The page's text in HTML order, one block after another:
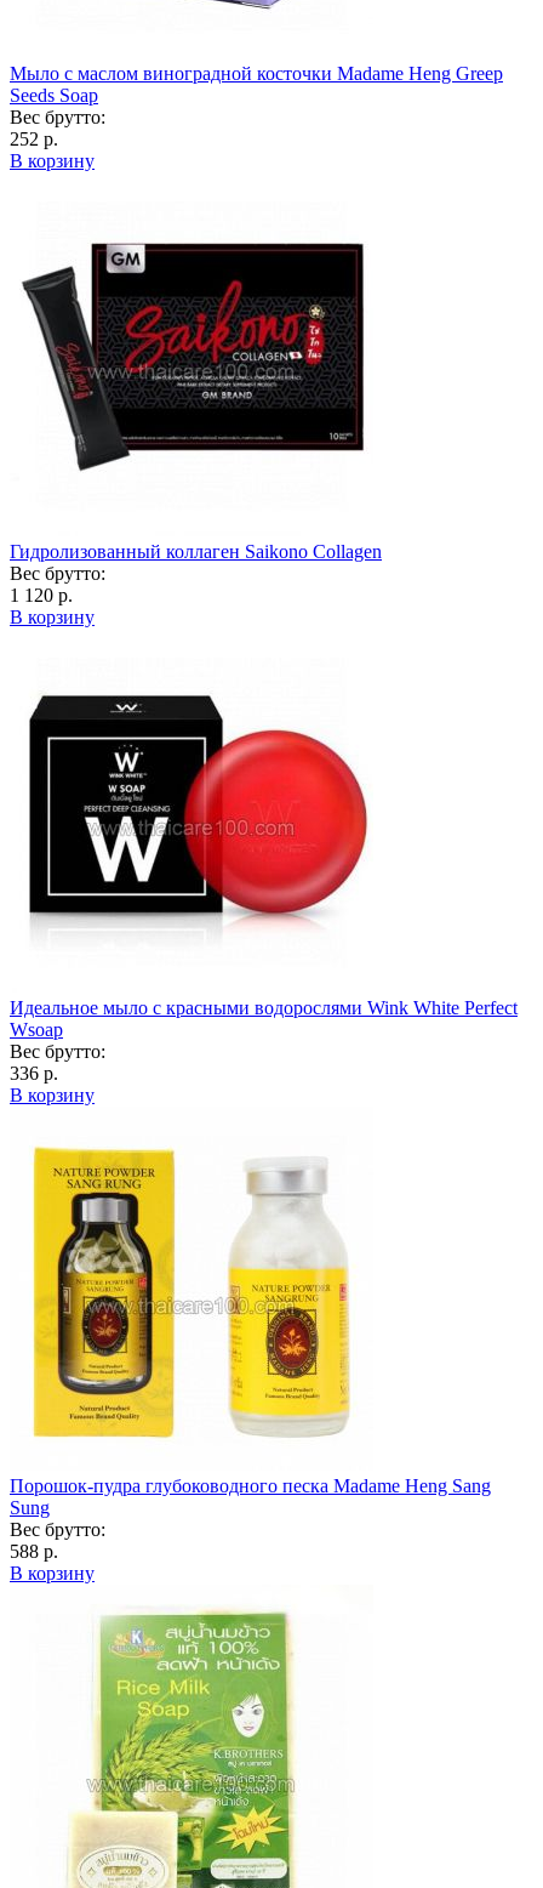
Мыло с маслом виноградной косточки Madame Heng Greep
Seeds Soap
Вес брутто:
252 р.
В корзину
Гидролизованный коллаген Saikono Collagen
Вес брутто:
1 120 р.
В корзину
Идеальное мыло с красными водорослями Wink White Perfect
Wsoap
Вес брутто:
336 р.
В корзину
Порошок-пудра глубоководного песка Madame Heng Sang
Sung
Вес брутто:
588 р.
В корзину